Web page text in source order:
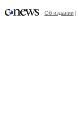
Об издании |